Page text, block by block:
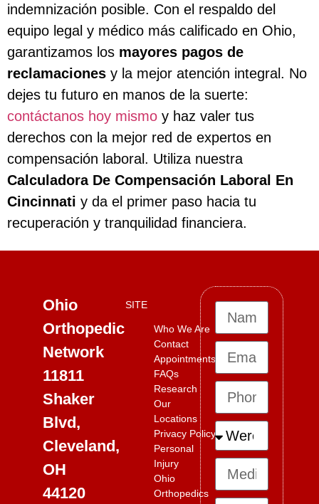
indemnización posible. Con el respaldo del
equipo legal y médico más calificado en Ohio,
garantizamos los mayores pagos de
reclamaciones y la mejor atención integral. No
dejes tu futuro en manos de la suerte:
contáctanos hoy mismo y haz valer tus
derechos con la mejor red de expertos en
compensación laboral. Utiliza nuestra
Calculadora De Compensación Laboral En
Cincinnati y da el primer paso hacia tu
recuperación y tranquilidad financiera.
Ohio
Orthopedic
Network
11811
Shaker
Blvd,
Cleveland,
OH
44120
SITE
Who We Are
Contact
Appointments
FAQs
Research
Our
Locations
Privacy Policy
Personal
Injury
Ohio
Orthopedics